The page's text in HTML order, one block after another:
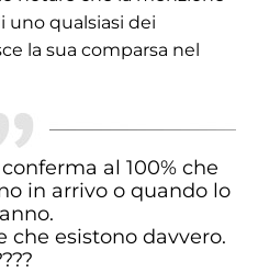
uno qualsiasi dei
la sua comparsa nel
al 100% che
in arrivo o quando lo
che esistono davvero.